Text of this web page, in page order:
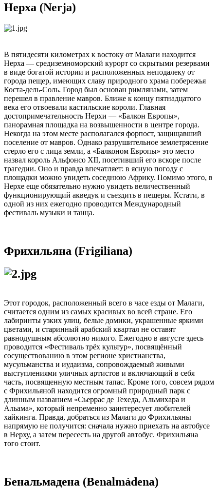
Нерха (Nerja)
В пятидесяти километрах к востоку от Малаги находится
Нерха — средиземноморский курорт со скрытыми резервами
в виде богатой истории и расположенных неподалеку от
города пещер, имеющих славу природного храма побережья
Коста-дель-Соль. Город был основан римлянами, затем
перешел в правление мавров. Ближе к концу пятнадцатого
века его отвоевали кастильские короли. Главная
достопримечательность Нерхи — «Балкон Европы»,
панорамная площадка на возвышенности в центре города.
Некогда на этом месте располагался форпост, защищавший
поселение от мавров. Однако разрушительное землетрясение
стерло его с лица земли, а «Балконом Европы» это место
назвал король Альфонсо XII, посетивший его вскоре после
трагедии. Оно и правда впечатляет: в ясную погоду с
площадки можно увидеть соседнюю Африку. Помимо этого, в
Нерхе еще обязательно нужно увидеть величественный
функционирующий акведук и съездить в пещеры. Кстати, в
одной из них ежегодно проводится Международный
фестиваль музыки и танца.
Фрихильяна (Frigiliana)
Этот городок, расположенный всего в часе езды от Малаги,
считается одним из самых красивых во всей стране. Его
лабиринты узких улиц, белые домики, украшенные яркими
цветами, и старинный арабский квартал не оставят
равнодушным абсолютно никого. Ежегодно в августе здесь
проводится «Фестиваль трёх культур», посвящённый
сосуществованию в этом регионе христианства,
мусульманства и иудаизма, сопровождаемый живыми
выступлениями уличных артистов и включающий в себя
часть, посвященную местным тапас. Кроме того, совсем рядом
с Фрихильяной находится огромный природный парк с
длинным названием «Сьеррас де Техеда, Альмихара и
Альама», который непременно заинтересует любителей
хайкинга. Правда, добраться из Малаги до Фрихильяны
напрямую не получится: сначала нужно приехать на автобусе
в Нерху, а затем пересесть на другой автобус. Фрихильяна
того стоит.
Бенальмадена (Benalmádena)